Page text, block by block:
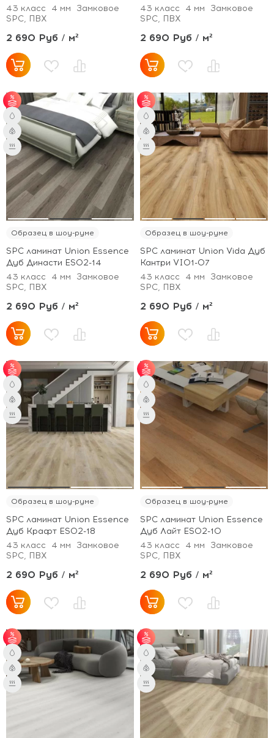
43 класс
4 мм
Замковое
SPC, ПВХ
2 690 Руб / м²
43 класс
4 мм
Замковое
SPC, ПВХ
2 690 Руб / м²
от 51 м² - скидка 3%;
от 101 м² - скидка 5%.
Образец в шоу-руме
SPC ламинат Union Essence
Дуб Династи ES02-14
43 класс
4 мм
Замковое
SPC, ПВХ
2 690 Руб / м²
от 51 м² - скидка 3%;
от 101 м² - скидка 5%.
Образец в шоу-руме
SPC ламинат Union Vida Дуб
Кантри VI01-07
43 класс
4 мм
Замковое
SPC, ПВХ
2 690 Руб / м²
от 51 м² - скидка 3%;
от 101 м² - скидка 5%.
Образец в шоу-руме
SPC ламинат Union Essence
Дуб Крафт ES02-18
43 класс
4 мм
Замковое
SPC, ПВХ
2 690 Руб / м²
от 51 м² - скидка 3%;
от 101 м² - скидка 5%.
Образец в шоу-руме
SPC ламинат Union Essence
Дуб Лайт ES02-10
43 класс
4 мм
Замковое
SPC, ПВХ
2 690 Руб / м²
от 51 м² - скидка 3%;
от 101 м² - скидка 5%.
от 51 м² - скидка 3%;
от 101 м² - скидка 5%.